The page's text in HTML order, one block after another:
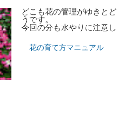
どこも花の管理がゆきと
うです。
今回の分も水やりに注意
花の育て方マニュアル